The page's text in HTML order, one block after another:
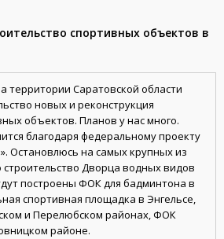
спортивных объектов в
территории Саратовской области
новых и реконструкция
объектов. Планов у нас много.
благодаря федеральному проекту
Остановлюсь на самых крупных из
Дворца водных видов
построены ФОК для бадминтона в
спортивная площадка в Энгельсе,
и Перелюбском районах, ФОК
районе.